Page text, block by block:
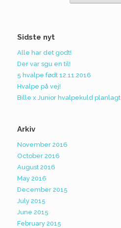
Sidste nyt
Alle har det godt!
Der var sgu en til!
5 hvalpe født 12.11.2016
Hvalpe på vej!
Bille x Junior hvalpekuld planlagt
Arkiv
November 2016
October 2016
August 2016
May 2016
December 2015
July 2015
June 2015
February 2015